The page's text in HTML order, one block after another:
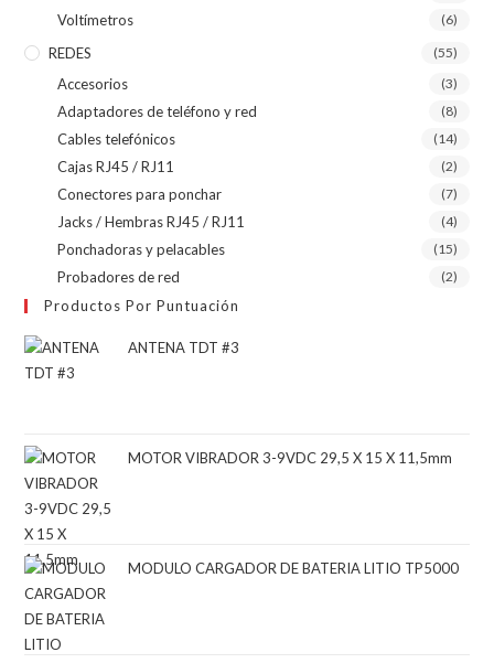
Voltímetros
(6)
REDES (55)
Accesorios (3)
Adaptadores de teléfono y red (8)
Cables telefónicos (14)
Cajas RJ45 / RJ11 (2)
Conectores para ponchar (7)
Jacks / Hembras RJ45 / RJ11 (4)
Ponchadoras y pelacables (15)
Probadores de red (2)
Productos Por Puntuación
ANTENA TDT #3
MOTOR VIBRADOR 3-9VDC 29,5 X 15 X 11,5mm
MODULO CARGADOR DE BATERIA LITIO TP5000